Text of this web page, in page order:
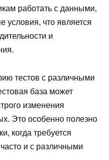
работать с данными,
условия, что является
и
тестов с различными
база может
изменения
Это особенно полезно
когда требуется
и с различными